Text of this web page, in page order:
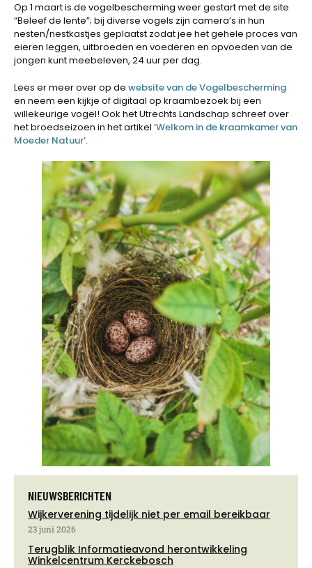
Op 1 maart is de vogelbescherming weer gestart met de site
“Beleef de lente”; bij diverse vogels zijn camera’s in hun
nesten/nestkastjes geplaatst zodat jee het gehele proces van
eieren leggen, uitbroeden en voederen en opvoeden van de
jongen kunt meebeleven, 24 uur per dag.
Lees er meer over op de website van de Vogelbescherming
en neem een kijkje of digitaal op kraambezoek bij een
willekeurige vogel! Ook het Utrechts Landschap schreef over
het broedseizoen in het artikel ‘Welkom in de kraamkamer van
Moeder Natuur’.
NIEUWSBERICHTEN
Wijkerverening tijdelijk niet per email bereikbaar
23 juni 2026
Terugblik Informatieavond herontwikkeling
Winkelcentrum Kerckebosch